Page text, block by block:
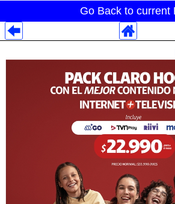
Go Back to current
Despliegues Analytics
Despliegues Totales
Despliegues por Rubros